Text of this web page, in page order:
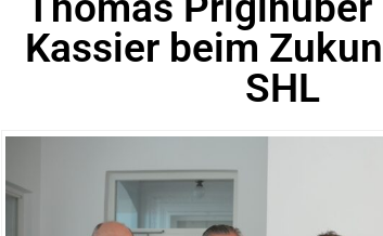
Kassier beim
SHL